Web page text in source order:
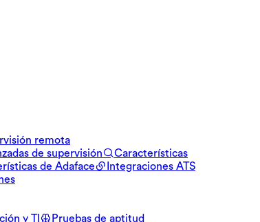
remota
de supervisión
Características
de Adaface
Integraciones ATS
y TI
Pruebas de aptitud